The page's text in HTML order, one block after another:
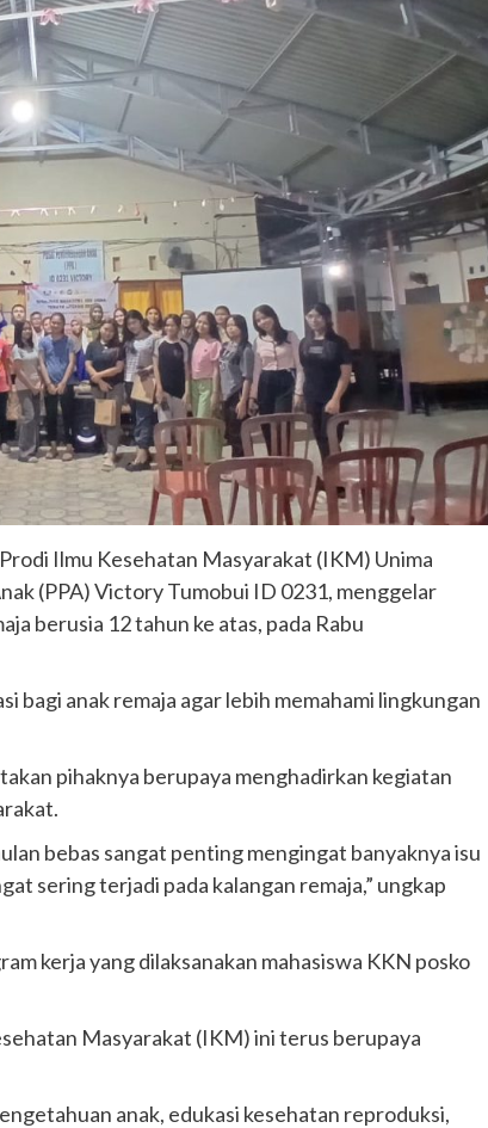
Ilmu Kesehatan Masyarakat (IKM) Unima
(PPA) Victory Tumobui ID 0231, menggelar
berusia 12 tahun ke atas, pada Rabu
bagi anak remaja agar lebih memahami lingkungan
pihaknya berupaya menghadirkan kegiatan
bebas sangat penting mengingat banyaknya isu
sering terjadi pada kalangan remaja,” ungkap
kerja yang dilaksanakan mahasiswa KKN posko
Masyarakat (IKM) ini terus berupaya
anak, edukasi kesehatan reproduksi,